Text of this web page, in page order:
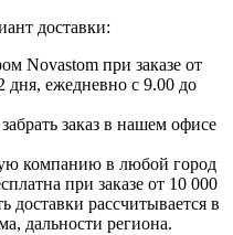
доставки:
Novastom при заказе от
дня, ежедневно с 9.00 до
заказ в нашем офисе
компанию в любой город
при заказе от 10 000
доставки рассчитывается в
дальности региона.